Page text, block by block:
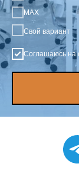
MAX
Свой вариант
Соглашаюсь на